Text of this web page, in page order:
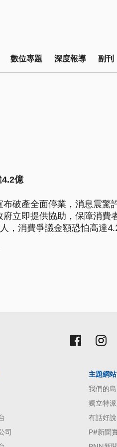
數位專題 深度報導 副刊
億
破產全面停業，消息震驚
立即提供協助，保障消費
，消費爭議金額恐怕高達
司
主題網站
我們的島
獨立特
有話好說
P#新聞